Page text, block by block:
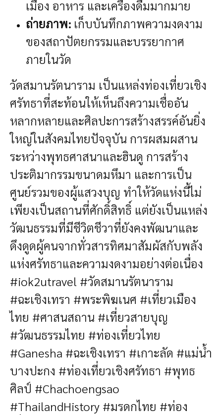
เมือง อาหาร และเครื่องดื่มมากมาย
ถ่ายภาพ: เก็บบันทึกภาพความงดงาม
ของสถาปัตยกรรมและบรรยากาศ
ภายในวัด
วัดสมานรัตนาราม เป็นแหล่งท่องเที่ยวเชิง
ศรัทธาที่สะท้อนให้เห็นถึงความเชื่ออัน
หลากหลายและศิลปะการสร้างสรรค์อันยิ่ง
ใหญ่ในสังคมไทยปัจจุบัน การผสมผสาน
ระหว่างพุทธศาสนาและฮินดู การสร้าง
ประติมากรรมขนาดมหึมา และการเป็น
ศูนย์รวมของผู้แสวงบุญ ทำให้วัดแห่งนี้ไม่
เพียงเป็นสถานที่ศักดิ์สิทธิ์ แต่ยังเป็นแหล่ง
วัฒนธรรมที่มีชีวิตชีวาที่ยังคงพัฒนาและ
ดึงดูดผู้คนจากทั่วสารทิศมาสัมผัสกับพลัง
แห่งศรัทธาและความงดงามอย่างต่อเนื่อง
#iok2utravel #วัดสมานรัตนาราม
#ฉะเชิงเทรา #พระพิฆเนศ #เที่ยวเมือง
ไทย #ศาสนสถาน #เที่ยวสายบุญ
#วัฒนธรรมไทย #ท่องเที่ยวไทย
#Ganesha #ฉะเชิงเทรา #เกาะลัด #แม่น้ำ
บางปะกง #ท่องเที่ยวเชิงศรัทธา #พุทธ
ศิลป์ #Chachoengsao
#ThailandHistory #มรดกไทย #ท่อง